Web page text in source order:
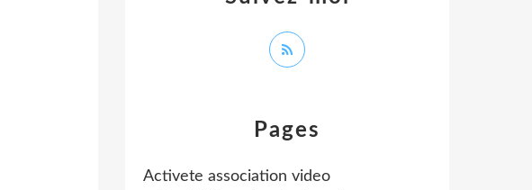
Pages
Activete association video